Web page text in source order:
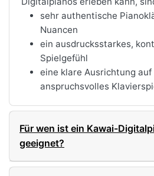
sehr authentische
Nuancen
ein ausdrucksstarkes,
Spielgefühl
eine klare Ausrichtung auf
anspruchsvolles
Für wen ist ein Kawai-
geeignet?